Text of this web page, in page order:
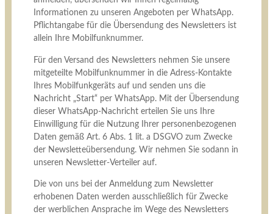
Informationen zu unseren Angeboten per WhatsApp.
Pflichtangabe für die Übersendung des Newsletters ist
allein Ihre Mobilfunknummer.
Für den Versand des Newsletters nehmen Sie unsere
mitgeteilte Mobilfunknummer in die Adress-Kontakte
Ihres Mobilfunkgeräts auf und senden uns die
Nachricht „Start“ per WhatsApp. Mit der Übersendung
dieser WhatsApp-Nachricht erteilen Sie uns Ihre
Einwilligung für die Nutzung Ihrer personenbezogenen
Daten gemäß Art. 6 Abs. 1 lit. a DSGVO zum Zwecke
der Newsletteübersendung. Wir nehmen Sie sodann in
unseren Newsletter-Verteiler auf.
Die von uns bei der Anmeldung zum Newsletter
erhobenen Daten werden ausschließlich für Zwecke
der werblichen Ansprache im Wege des Newsletters